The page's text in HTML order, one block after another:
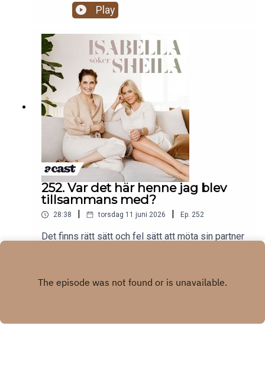
mäns stil, varför vissa accessoarer borde
förbjudas, om man vill vara tillsammans med
någon som bryr sig mer om sitt utseende än man
själv gör och den kanske mest kontroversiella
frågan av alla: hade kärlek verkligen fått oss att
lämna första klass för Jack?Produceras av More
Than Words
Play
252. Var det här henne jag blev
tillsammans med?
28:38 | torsdag 11 juni 2026 | Ep. 252
Det finns rätt sätt och fel sätt att möta sin partner
Vi pratar också om en sommar så hetsig att den
egentligen är när barnen åker på kollo.Produceras